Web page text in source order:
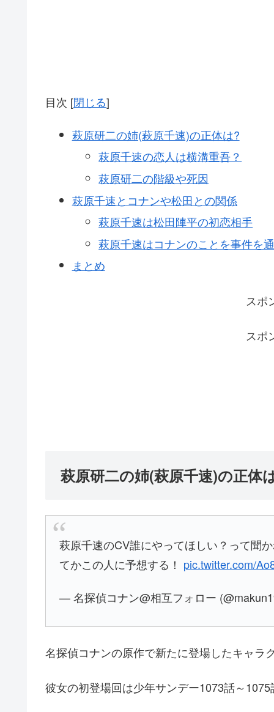
目次 [閉じる]
萩原研二の姉(萩原千速)の正体は?
萩原千速の恋人は横溝重吾？
萩原研二の階級や死因
萩原千速とコナンや松田との関係
萩原千速は松田陣平の初恋相手
萩原千速はコナンのことを事件を
まとめ
スポ
スポ
萩原研二の姉(萩原千速)の正体
萩原千速のCV誰にやってほしい？って聞
てかこの人に予想する！ pic.twitter.com/
— 名探偵コナン@相互フォロー
名探偵コナンの原作で新たに登場したキャラ
彼女の初登場回は少年サンデー1073話～